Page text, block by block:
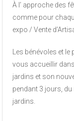
À l’ approche des
comme pour
expo / Vente
Les bénévoles et
vous accueillir
jardins et son
pendant 3 jours, du
jardins.